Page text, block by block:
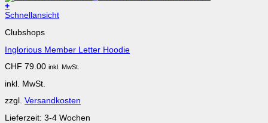
+
Schnellansicht
Clubshops
Inglorious Member Letter Hoodie
CHF 79.00 inkl. MwSt.
inkl. MwSt.
zzgl. Versandkosten
Lieferzeit: 3-4 Wochen